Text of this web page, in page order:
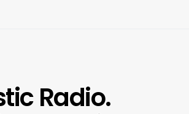
Radio.